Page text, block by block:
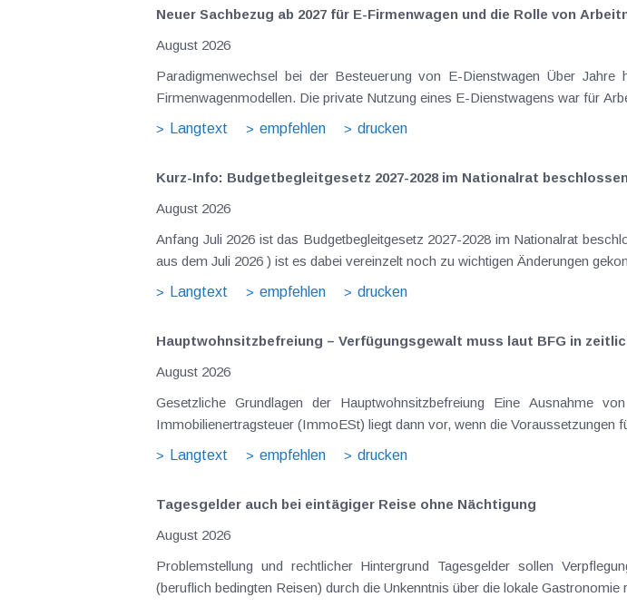
Neuer Sachbezug ab 2027 für E-Firmenwagen und die Rolle von
August 2026
Paradigmenwechsel bei der Besteuerung von E-Dienstwagen Über Jahre hinweg galten reine Elektrofahrzeuge als steuerlicher Goldstandard bei
Firmenwagenmodellen. Die private Nutzung eines E-Dienstwagens war für
Langtext
empfehlen drucken
Kurz-Info: Budgetbegleitgesetz 2027-2028 im Nationalrat
August 2026
Anfang Juli 2026 ist das Budgetbegleitgesetz 2027-2028 im Nationalrat
Langtext
empfehlen drucken
Hauptwohnsitz​­befreiung – Verfügungsgewalt muss laut BFG in
August 2026
Gesetzliche Grundlagen der Hauptwohnsitzbefreiung Eine Ausnahme von der bei privaten Grundstücksveräußerungen regelmäßig anfallenden
Immobilienertragsteuer (ImmoESt) liegt dann vor, wenn die Voraussetzungen
Langtext
empfehlen drucken
Tagesgelder auch bei eintägiger Reise ohne Nächtigung
August 2026
Problemstellung und rechtlicher Hintergrund Tagesgelder sollen Verpflegungsmehraufwendungen ausgleichen, welche im Zuge von Dienstreisen
(beruflich bedingten Reisen) durch die Unkenntnis über die lokale